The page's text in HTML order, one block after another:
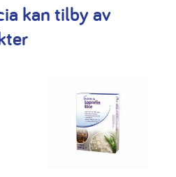
kan tilby av